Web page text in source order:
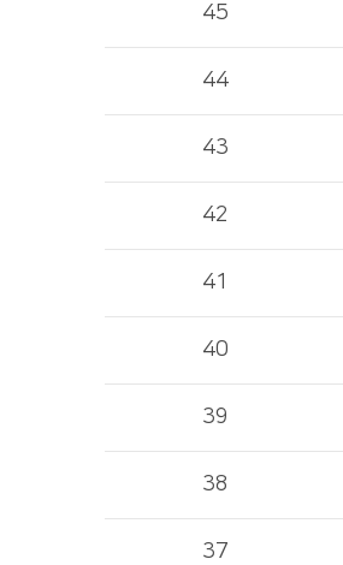
45
44
43
42
41
40
39
38
37